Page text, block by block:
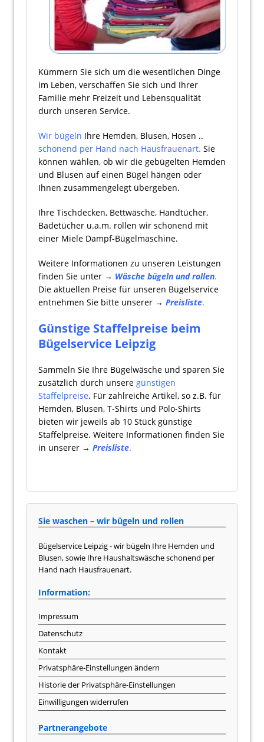
Kümmern Sie sich um die wesentlichen Dinge
im Leben, verschaffen Sie sich und Ihrer
Familie mehr Freizeit und Lebensqualität
durch unseren Service.
Wir bügeln Ihre Hemden, Blusen, Hosen ..
schonend per Hand nach Hausfrauenart. Sie
können wählen, ob wir die gebügelten Hemden
und Blusen auf einen Bügel hängen oder
Ihnen zusammengelegt übergeben.
Ihre Tischdecken, Bettwäsche, Handtücher,
Badetücher u.a.m. rollen wir schonend mit
einer Miele Dampf-Bügelmaschine.
Weitere Informationen zu unseren Leistungen
finden Sie unter → Wäsche bügeln und rollen.
Die aktuellen Preise für unseren Bügelservice
entnehmen Sie bitte unserer → Preisliste.
Günstige Staffelpreise beim
Bügelservice Leipzig
Sammeln Sie Ihre Bügelwäsche und sparen Sie
zusätzlich durch unsere günstigen
Staffelpreise. Für zahlreiche Artikel, so z.B. für
Hemden, Blusen, T-Shirts und Polo-Shirts
bieten wir jeweils ab 10 Stück günstige
Staffelpreise. Weitere Informationen finden Sie
in unserer → Preisliste.
Sie waschen – wir bügeln und rollen
Bügelservice Leipzig - wir bügeln Ihre Hemden und
Blusen, sowie Ihre Haushaltswäsche schonend per
Hand nach Hausfrauenart.
Information:
Impressum
Datenschutz
Kontakt
Privatsphäre-Einstellungen ändern
Historie der Privatsphäre-Einstellungen
Einwilligungen widerrufen
Partnerangebote